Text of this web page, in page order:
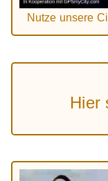
Nutze unsere
Hier